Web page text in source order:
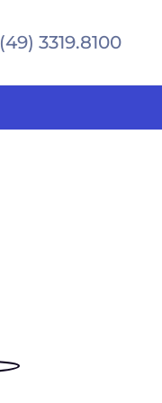
(49) 3319.8100